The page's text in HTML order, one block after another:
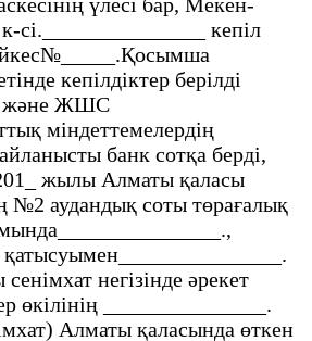
кепіл
кепілдіктер берілді
және ЖШС
міндеттемелердің
банк сотқа берді,
жылы Алматы қаласы
№2 аудандық соты төрағалық
қатысуымен_______________.
негізінде әрекет
өкілінің _______________.
Алматы қаласында өткен